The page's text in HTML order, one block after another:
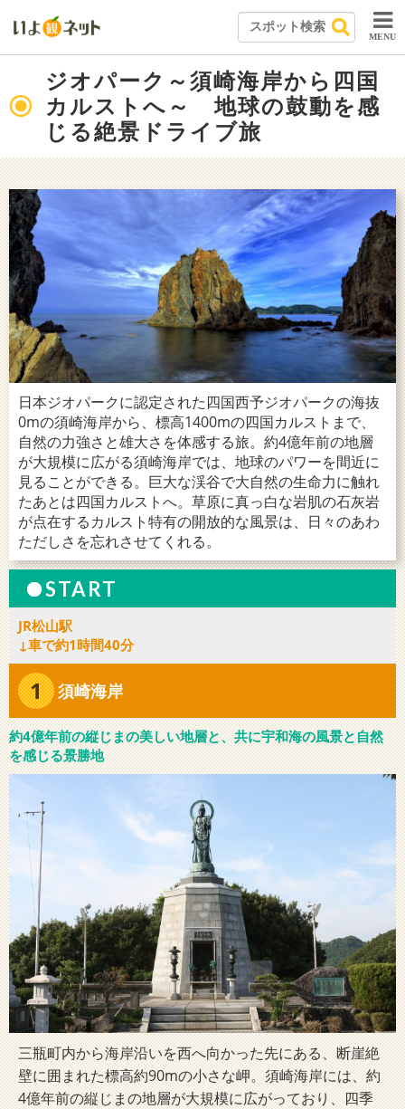
MENU
ジオパーク～須崎海岸から四国
カルストへ～ 地球の鼓動を感
じる絶景ドライブ旅
日本ジオパークに認定された四国西予ジオパークの海抜
0mの須崎海岸から、標高1400mの四国カルストまで、
自然の力強さと雄大さを体感する旅。約4億年前の地層
が大規模に広がる須崎海岸では、地球のパワーを間近に
見ることができる。巨大な渓谷で大自然の生命力に触れ
たあとは四国カルストへ。草原に真っ白な岩肌の石灰岩
が点在するカルスト特有の開放的な風景は、日々のあわ
ただしさを忘れさせてくれる。
START
JR松山駅
↓車で約1時間40分
1 須崎海岸
約4億年前の縦じまの美しい地層と、共に宇和海の風景と自然
を感じる景勝地
三瓶町内から海岸沿いを西へ向かった先にある、断崖絶
壁に囲まれた標高約90mの小さな岬。須崎海岸には、約
4億年前の縦じまの地層が大規模に広がっており、四季